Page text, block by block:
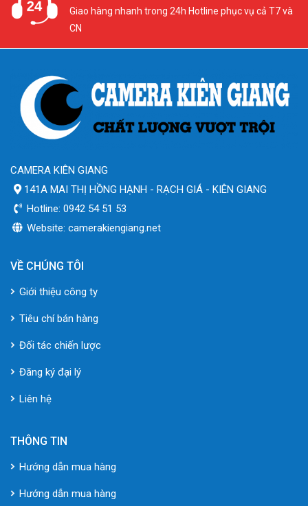
Giao hàng nhanh trong 24h Hotline phục vụ cả T7 và
CN
CAMERA KIÊN GIANG
141A MAI THỊ HỒNG HẠNH - RẠCH GIÁ - KIÊN GIANG
Hotline: 0942 54 51 53
Website: camerakiengiang.net
VỀ CHÚNG TÔI
Giới thiệu công ty
Tiêu chí bán hàng
Đối tác chiến lược
Đăng ký đại lý
Liên hệ
THÔNG TIN
Hướng dẫn mua hàng
Hướng dẫn mua hàng